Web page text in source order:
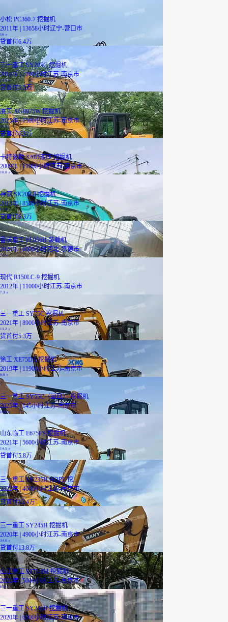
小松 PC360-7 挖掘机
2011年 | 13658小时辽宁-营口市
16
贷首付6.4万
三一重工 SY205C 挖掘机
2018年 | 7200小时江苏-南京市
13.8万
贷首付5.5万
厦工 XG8075W 挖掘机
2025年 | 1500小时江苏-南京市
15.8 万
贷首付6.3万
卡特彼勒 320D液压 挖掘机
2009年 | 11000小时江苏-南京市
10.8 万
神钢 SK200-8 挖掘机
2013年 | 8500小时江苏-南京市
15.8 万
贷首付6.3万
雷沃重工 FL956H 装载机
2020年 | 6000小时河北-承德市
7.5万
现代 R150LC-9 挖掘机
2012年 | 11000小时江苏-南京市
7.3
三一重工 SY75C 挖掘机
2021年 | 8900小时江苏-南京市
13.2 万
贷首付5.3万
徐工 XE75DA 挖掘机
2019年 | 11900小时江苏-南京市
9.9 万
三一重工 SY55C（国四） 挖掘机
2025年 | 145小时江苏-南京市
10.8万
山东临工 E675FS 挖掘机
2021年 | 5600小时江苏-南京市
14.5 万
贷首付5.8万
三一重工 SY235H HOPE 挖...
2022年 | 4600小时江苏-南京市
38.5万
贷首付15.4万
三一重工 SY245H 挖掘机
2020年 | 4900小时江苏-南京市
34.6 万
贷首付13.8万
山江重工 SJ75-9M 挖掘机
2022年 | 5000小时江苏-南京市
8.8 万
三一重工 SY245H 挖掘机
2020年 | 6500小时江苏-南京市